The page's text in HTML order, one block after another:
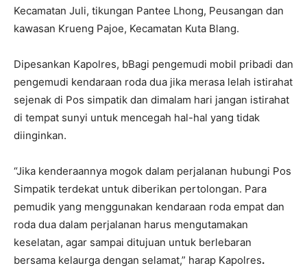
Kecamatan Juli, tikungan Pantee Lhong, Peusangan dan
kawasan Krueng Pajoe, Kecamatan Kuta Blang.
Dipesankan Kapolres, bBagi pengemudi mobil pribadi dan
pengemudi kendaraan roda dua jika merasa lelah istirahat
sejenak di Pos simpatik dan dimalam hari jangan istirahat
di tempat sunyi untuk mencegah hal-hal yang tidak
diinginkan.
“Jika kenderaannya mogok dalam perjalanan hubungi Pos
Simpatik terdekat untuk diberikan pertolongan. Para
pemudik yang menggunakan kendaraan roda empat dan
roda dua dalam perjalanan harus mengutamakan
keselatan, agar sampai ditujuan untuk berlebaran
bersama kelaurga dengan selamat,” harap Kapolres.